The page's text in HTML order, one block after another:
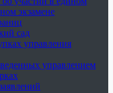
экзамене
сад
управления
управлением